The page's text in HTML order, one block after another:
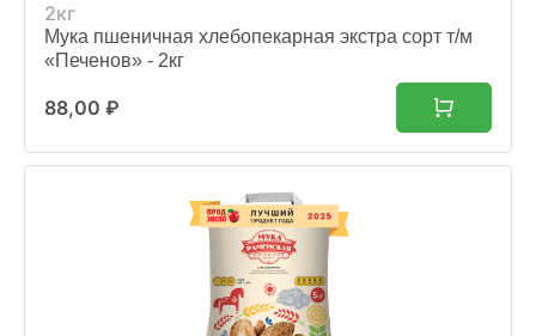
2кг
Мука пшеничная хлебопекарная экстра сорт т/м
«Печенов» - 2кг
88,00 ₽